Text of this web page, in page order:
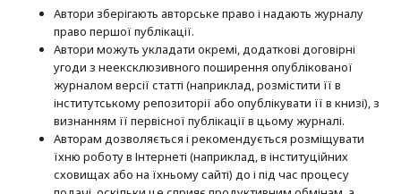
Автори зберігають авторське право і надають журналу
право першої публі­кації.
Автори можуть укладати окремі, додат­кові договірні
угоди з неексклюзив­ного поширення опублікованої
журналом версії статті (наприклад, розмістити її в
інститутському репозиторії або опубліку­вати її в книзі), з
визнанням її первісної публікації в цьому журналі.
Авторам дозволяється і рекомендується розміщувати
їхню роботу в Інтернеті (наприклад, в інституційних
сховищах або на їхньому сайті) до і під час процесу